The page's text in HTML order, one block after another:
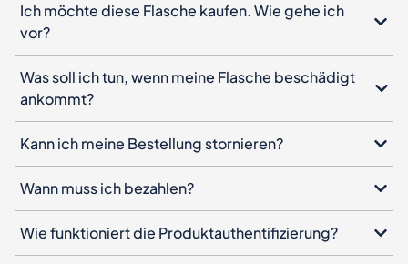
Ich möchte diese Flasche kaufen. Wie gehe ich
vor?
Was soll ich tun, wenn meine Flasche beschädigt
ankommt?
Kann ich meine Bestellung stornieren?
Wann muss ich bezahlen?
Wie funktioniert die Produktauthentifizierung?